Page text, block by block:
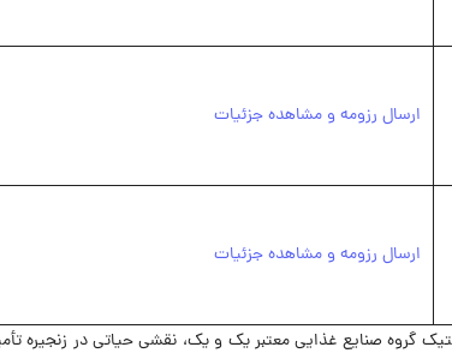
ارسال رزومه و مشاهده جزئیات
ارسال رزومه و مشاهده جزئیات
گروه صنایع غذایی معتبر یک و یک، نقشی حیاتی در زنجیره